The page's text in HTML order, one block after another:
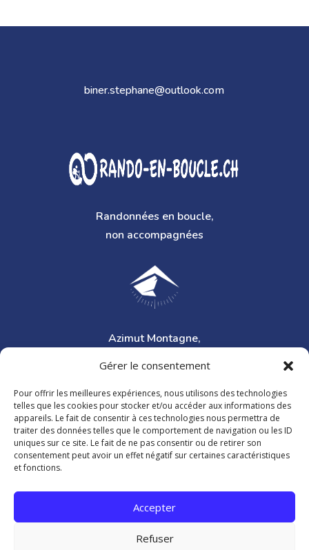
Gérer le consentement
Pour offrir les meilleures expériences, nous utilisons des technologies
telles que les cookies pour stocker et/ou accéder aux informations des
appareils. Le fait de consentir à ces technologies nous permettra de
traiter des données telles que le comportement de navigation ou les ID
uniques sur ce site. Le fait de ne pas consentir ou de retirer son
consentement peut avoir un effet négatif sur certaines caractéristiques
et fonctions.
Accepter
Refuser
biner.stephane@outlook.com
Randonnées en boucle,
non accompagnées
Azimut Montagne,
Les Bisses du Valais,
©Rando en boucle 2026